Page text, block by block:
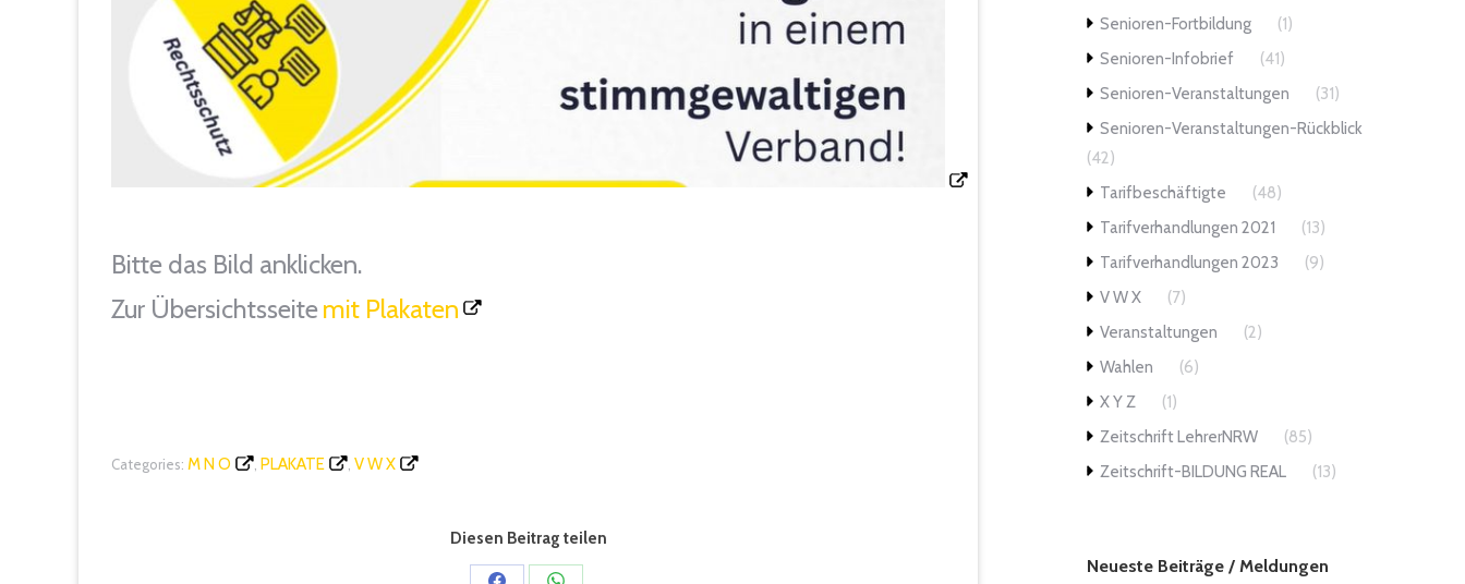
Bitte das Bild anklicken.
Zur Übersichtsseite mit Plakaten
Categories: M N O PLAKATE V W X
Diesen Beitrag teilen
Senioren-Fortbildung
(1)
Senioren-Infobrief
(41)
Senioren-Veranstaltungen
(31)
Senioren-Veranstaltungen-Rückblick
(42)
Tarifbeschäftigte
(48)
Tarifverhandlungen 2021
(13)
Tarifverhandlungen 2023
(9)
V W X
(7)
Veranstaltungen
(2)
Wahlen
(6)
X Y Z
(1)
Zeitschrift LehrerNRW
(85)
Zeitschrift-BILDUNG REAL
(13)
Neueste Beiträge / Meldungen